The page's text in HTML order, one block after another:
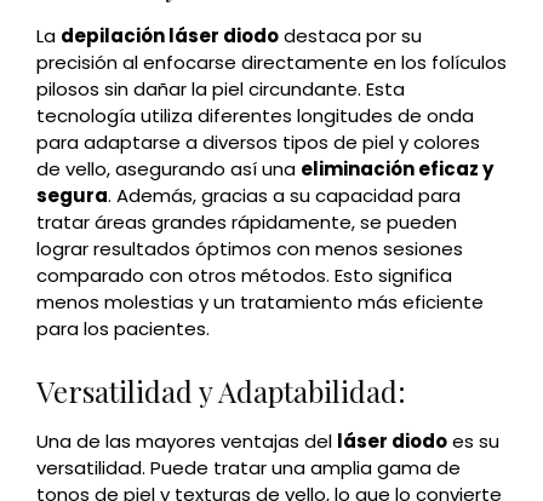
La depilación láser diododestaca por su
precisión al enfocarse directamente en los folículos
pilosos sin dañar la piel circundante. Esta
tecnología utiliza diferentes longitudes de onda
para adaptarse a diversos tipos de piel y colores
de vello, asegurando así una eliminación eficaz y
segura. Además, gracias a su capacidad para
tratar áreas grandes rápidamente, se pueden
lograr resultados óptimos con menos sesiones
comparado con otros métodos. Esto significa
menos molestias y un tratamiento más eficiente
para los pacientes.
Versatilidad y Adaptabilidad:
Una de las mayores ventajas del láser diodoes su
versatilidad. Puede tratar una amplia gama de
tonos de piel y texturas de vello, lo que lo convierte